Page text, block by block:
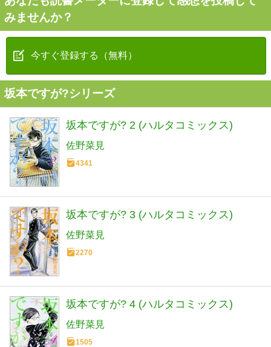
みませんか？
今すぐ登録する（無料）
坂本ですが?シリーズ
坂本ですが? 2 (ハルタコミックス)
佐野菜見
4341
坂本ですが? 3 (ハルタコミックス)
佐野菜見
2270
坂本ですが? 4 (ハルタコミックス)
佐野菜見
1505